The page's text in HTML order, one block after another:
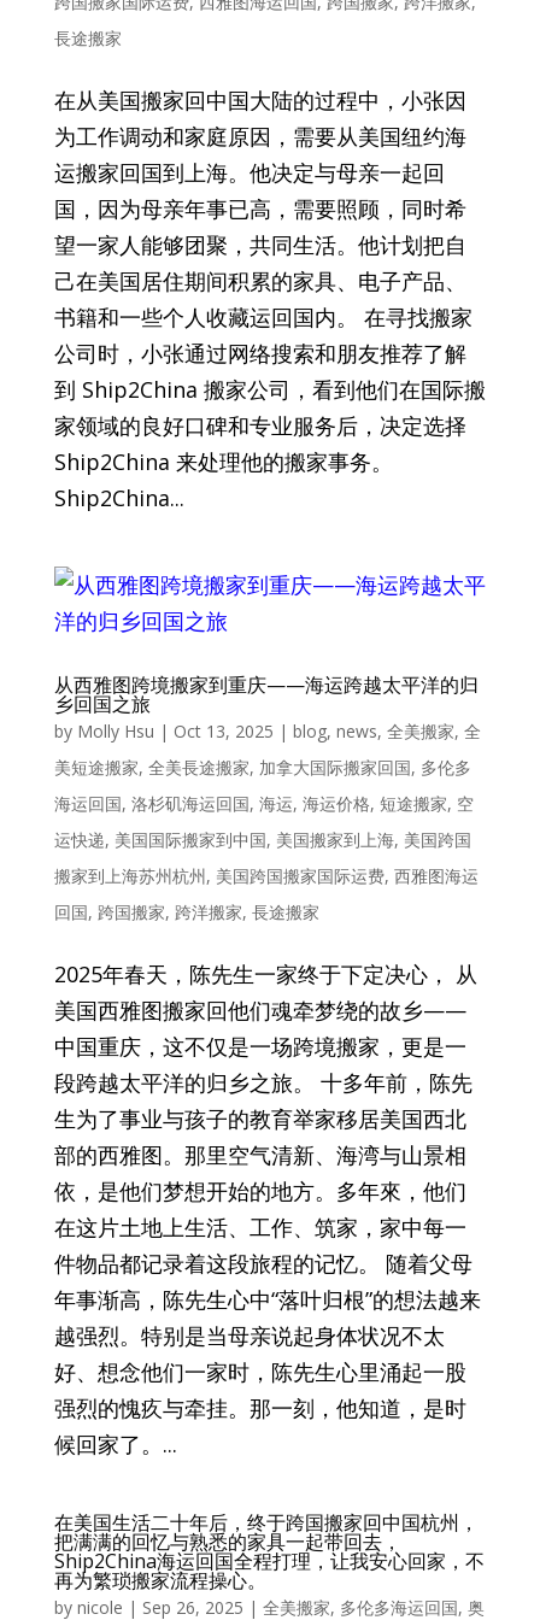
長途搬家
在从美国搬家回中国大陆的过程中，小张因
为工作调动和家庭原因，需要从美国纽约海
运搬家回国到上海。他决定与母亲一起回
国，因为母亲年事已高，需要照顾，同时希
望一家人能够团聚，共同生活。他计划把自
己在美国居住期间积累的家具、电子产品、
书籍和一些个人收藏运回国内。 在寻找搬家
公司时，小张通过网络搜索和朋友推荐了解
到 Ship2China 搬家公司，看到他们在国际搬
家领域的良好口碑和专业服务后，决定选择
Ship2China 来处理他的搬家事务。
Ship2China...
从西雅图跨境搬家到重庆——海运跨越太平洋的归
乡回国之旅
by Molly Hsu | Oct 13, 2025 | blog, news, 全美搬家, 全
美短途搬家, 全美長途搬家, 加拿大国际搬家回国, 多伦多
海运回国, 洛杉矶海运回国, 海运, 海运价格, 短途搬家, 空
运快递, 美国国际搬家到中国, 美国搬家到上海, 美国跨国
搬家到上海苏州杭州, 美国跨国搬家国际运费, 西雅图海运
回国, 跨国搬家, 跨洋搬家, 長途搬家
2025年春天，陈先生一家终于下定决心， 从
美国西雅图搬家回他们魂牵梦绕的故乡——
中国重庆，这不仅是一场跨境搬家，更是一
段跨越太平洋的归乡之旅。 十多年前，陈先
生为了事业与孩子的教育举家移居美国西北
部的西雅图。那里空气清新、海湾与山景相
依，是他们梦想开始的地方。多年來，他们
在这片土地上生活、工作、筑家，家中每一
件物品都记录着这段旅程的记忆。 随着父母
年事渐高，陈先生心中“落叶归根”的想法越来
越强烈。特别是当母亲说起身体状况不太
好、想念他们一家时，陈先生心里涌起一股
强烈的愧疚与牵挂。那一刻，他知道，是时
候回家了。...
在美国生活二十年后，终于跨国搬家回中国杭州，
把满满的回忆与熟悉的家具一起带回去，
Ship2China海运回国全程打理，让我安心回家，不
再为繁琐搬家流程操心。
by nicole | Sep 26, 2025 | 全美搬家, 多伦多海运回国, 奥